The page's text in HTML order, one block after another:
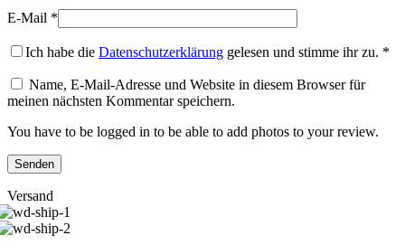
E-Mail *
Ich habe die Datenschutzerklärung gelesen und stimme ihr zu. *
Name, E-Mail-Adresse und Website in diesem Browser für
meinen nächsten Kommentar speichern.
You have to be logged in to be able to add photos to your review.
Versand